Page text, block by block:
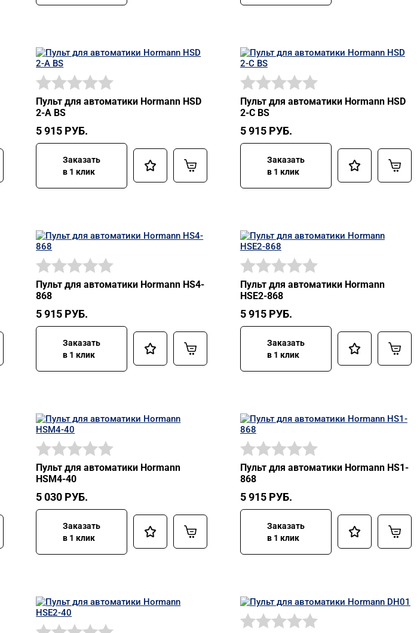
Пульт для автоматики Hormann HSD
2-A BS
5 915 РУБ.
Заказать
в 1 клик
Пульт для автоматики Hormann HSD
2-C BS
5 915 РУБ.
Заказать
в 1 клик
Пульт для автоматики Hormann HS4-
868
5 915 РУБ.
Заказать
в 1 клик
Пульт для автоматики Hormann
HSЕ2-868
5 915 РУБ.
Заказать
в 1 клик
Пульт для автоматики Hormann
HSM4-40
5 030 РУБ.
Заказать
в 1 клик
Пульт для автоматики Hormann HS1-
868
5 915 РУБ.
Заказать
в 1 клик